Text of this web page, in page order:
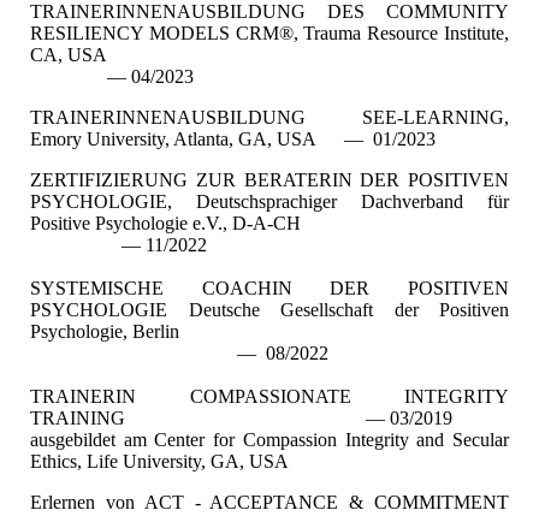
TRAINERINNENAUSBILDUNG DES COMMUNITY
RESILIENCY MODELS CRM®, Trauma Resource Institute,
CA, USA
— 04/2023
TRAINERINNENAUSBILDUNG SEE-LEARNING,
Emory University, Atlanta, GA, USA — 01/2023
ZERTIFIZIERUNG ZUR BERATERIN DER POSITIVEN
PSYCHOLOGIE, Deutschsprachiger Dachverband für
Positive Psychologie e.V., D-A-CH
— 11/2022
SYSTEMISCHE COACHIN DER POSITIVEN
PSYCHOLOGIE Deutsche Gesellschaft der Positiven
Psychologie, Berlin
— 08/2022
TRAINERIN COMPASSIONATE INTEGRITY
TRAINING — 03/2019
ausgebildet am Center for Compassion Integrity and Secular
Ethics, Life University, GA, USA
Erlernen von ACT - ACCEPTANCE & COMMITMENT